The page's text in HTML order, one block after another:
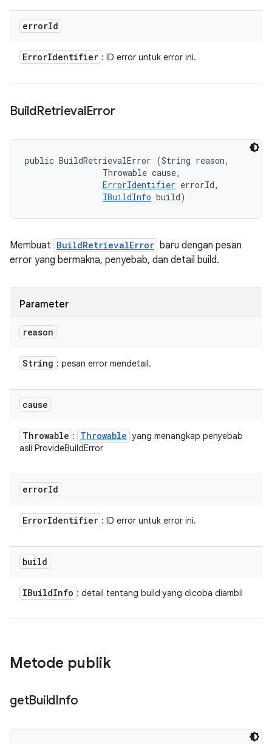
errorId
ErrorIdentifier : ID error untuk error ini.
BuildRetrievalError
public BuildRetrievalError (String reason,
                Throwable cause,
ErrorIdentifier errorId,
IBuildInfo build)
Membuat BuildRetrievalError baru dengan pesan
error yang bermakna, penyebab, dan detail build.
Parameter
reason
String : pesan error mendetail.
cause
Throwable : Throwable yang menangkap penyebab
asli ProvideBuildError
errorId
ErrorIdentifier : ID error untuk error ini.
build
IBuildInfo : detail tentang build yang dicoba diambil
Metode publik
getBuildInfo